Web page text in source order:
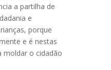
a partilha de
e
porque
e é nestas
moldar o cidadão